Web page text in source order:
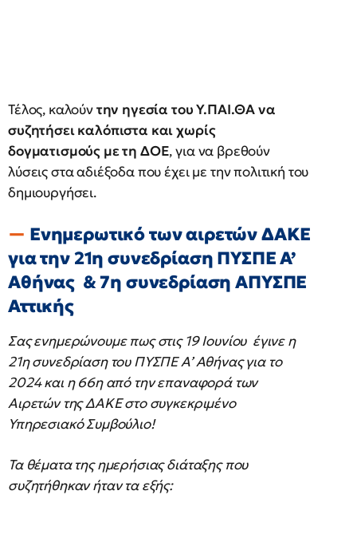
Τέλος, καλούντην ηγεσία του Υ.ΠΑΙ.ΘΑ να
συζητήσει καλόπιστα και χωρίς
δογματισμούς με τη ΔΟΕ, για να βρεθούν
λύσεις στα αδιέξοδα που έχει με την πολιτική του
δημιουργήσει.
Ενημερωτικό των αιρετών ΔΑΚΕ
για την 21η συνεδρίαση ΠΥΣΠΕ Α’
Αθήνας & 7η συνεδρίαση ΑΠΥΣΠΕ
Αττικής
Σας ενημερώνουμε πως στις 19 Ιουνίου έγινε η
21η συνεδρίαση του ΠΥΣΠΕ Α’ Αθήνας για το
2024 και η 66η από την επαναφορά των
Αιρετών της ΔΑΚΕ στο συγκεκριμένο
Υπηρεσιακό Συμβούλιο!
Τα θέματα της ημερήσιας διάταξης που
συζητήθηκαν ήταν τα εξής: